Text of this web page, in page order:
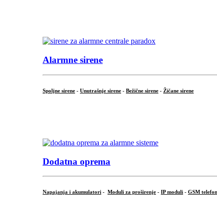
Alarmne sirene
Spoljne sirene - Unutrašnje sirene - Bežične sirene - Žičane sirene
Dodatna oprema
Napajanja i akumulatori - Moduli za proširenje - IP moduli - GSM